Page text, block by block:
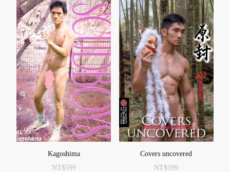
Kagoshima
NT$599
Covers uncovered
NT$599